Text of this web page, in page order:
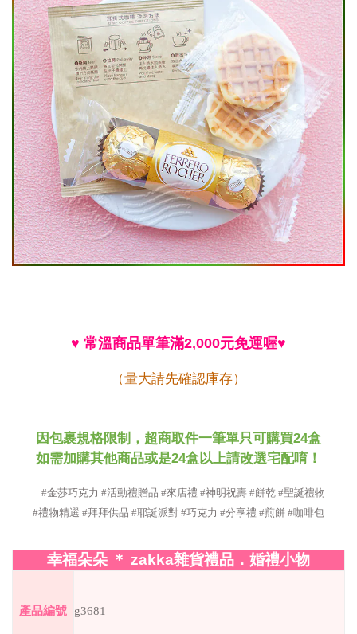
♥ 常溫商品單筆滿2,000元免運喔♥
（量大請先確認庫存）
因包裹規格限制，超商取件一筆單只可購買24盒
如需加購其他商品或是24盒以上請改選宅配唷！
#金莎巧克力 #活動禮贈品 #來店禮 #神明祝壽 #餅乾 #聖誕禮物
#禮物精選 #拜拜供品 #耶誕派對 #巧克力 #分享禮 #煎餅 #咖啡包
幸福朵朵 ＊ zakka雜貨禮品．婚禮小物
產品編號 g3681